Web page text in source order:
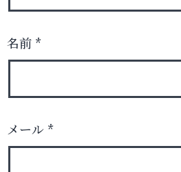
名前 *
メール *